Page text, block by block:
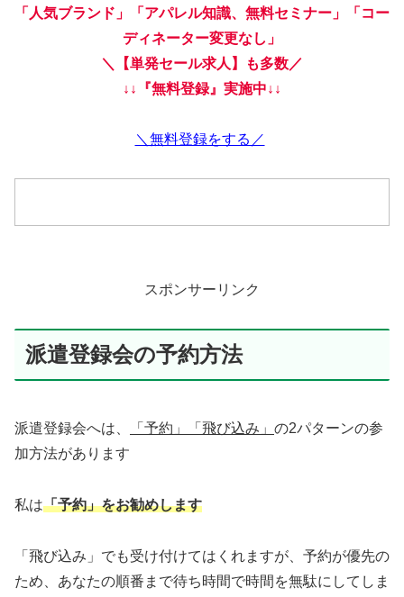
「人気ブランド」「アパレル知識、無料セミナー」「コー
ディネーター変更なし」
＼【単発セール求人】も多数／
↓↓『無料登録』実施中↓↓
＼無料登録をする／
スポンサーリンク
派遣登録会の予約方法
派遣登録会へは、 「予約」「飛び込み」 の2パターンの参
加方法があります
私は「予約」をお勧めします
「飛び込み」でも受け付けてはくれますが、予約が優先の
ため、あなたの順番まで待ち時間で時間を無駄にしてしま